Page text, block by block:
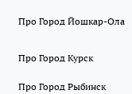
Про Город Йошкар-Ола
Про Город Курск
Про Город Рыбинск